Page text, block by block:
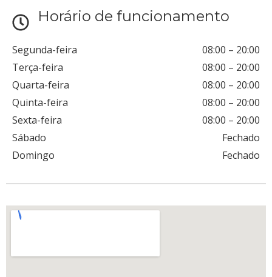
Horário de funcionamento
Segunda-feira 08:00 – 20:00
Terça-feira
08:00 – 20:00
Quarta-feira
08:00 – 20:00
Quinta-feira
08:00 – 20:00
Sexta-feira
08:00 – 20:00
Sábado
Fechado
Domingo
Fechado